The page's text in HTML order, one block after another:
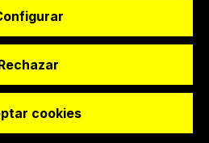
Solicitar reserva
Technologies S.L
cookies